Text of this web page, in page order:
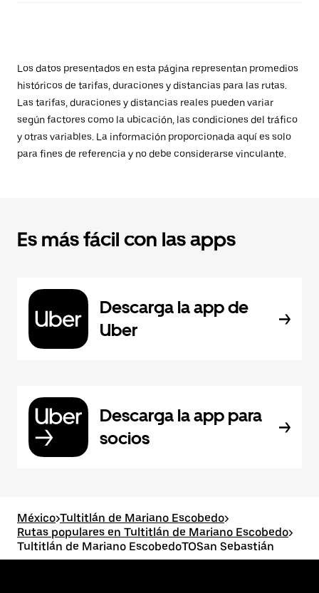
Los datos presentados en esta página representan promedios
históricos de tarifas, duraciones y distancias para las rutas.
Las tarifas, duraciones y distancias reales pueden variar
según factores como la ubicación, las condiciones del tráfico
y otras variables. La información proporcionada aquí es solo
para fines de referencia y no debe considerarse vinculante.
Es más fácil con las apps
Descarga la app de
Uber
Descarga la app para
socios
México>Tultitlán de Mariano Escobedo>
Rutas populares en Tultitlán de Mariano Escobedo>
Tultitlán de Mariano EscobedoTOSan Sebastián